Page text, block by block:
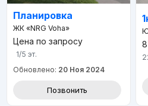
Планировка
ЖК «NRG Voha»
Цена по запросу
1/5 эт.
Обновлено: 20 Ноя 2024
Позвонить